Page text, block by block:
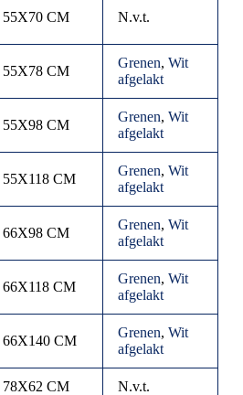
55X70 CM N.v.t.
55X78 CM
Grenen, Wit
afgelakt
55X98 CM
Grenen, Wit
afgelakt
55X118 CM
Grenen, Wit
afgelakt
66X98 CM
Grenen, Wit
afgelakt
66X118 CM
Grenen, Wit
afgelakt
66X140 CM
Grenen, Wit
afgelakt
78X62 CM N.v.t.